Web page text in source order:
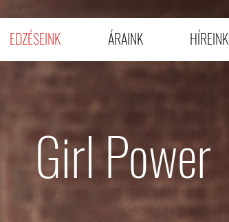
Girl Power
EDZÉSEINK ÁRAINK HÍREINK